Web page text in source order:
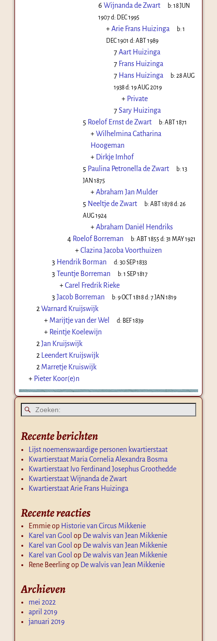
6 Wijnanda de Zwart b:18 JUN
1907d: DEC 1995
+Arie Frans Huizinga b:1
DEC 1901 d: ABT 1989
7Aart Huizinga
7 Frans Huizinga
7 Hans Huizinga b:28 AUG
1938d: 19 AUG 2019
+ Private
7Sary Huizinga
5 Roelof Ernst de Zwart b:ABT 1871
+Wilhelmina Catharina
Hoogeman
+ Dirkje Imhof
5 Paulina Petronella de Zwart b:13
JAN 1875
+Abraham Jan Mulder
5 Neeltje de Zwart b:ABT 1878d:26
AUG 1924
+Abraham Daniël Hendriks
4 Roelof Borreman b:ABT 1855 d:31 MAY 1921
+Clazina Jacoba Voorthuizen
3 Hendrik Borman d:30 SEP 1833
3 Teuntje Borreman b:1 SEP 1817
+Carel Fredrik Rieke
3 Jacob Borreman b:9 OCT 1818d:7 JAN 1819
2 Warnard Kruijswijk
+ Marijtje van der Wel d: BEF 1839
+ Reintje Koelewijn
2 Jan Kruijswijk
2 Leendert Kruijswijk
2 Marretje Kruiswijk
+ Pieter Koor(e)n
Recente berichten
Lijst noemenswaardige personen kwartierstaat
Kwartierstaat Maria Cornelia Alexandra Bosma
Kwartierstaat Ivo Ferdinand Josephus Groothedde
Kwartierstaat Wijnanda de Zwart
Kwartierstaat Arie Frans Huizinga
Recente reacties
Emmieop Historie van Circus Mikkenie
Karel van Gool op De walvis van Jean Mikkenie
Karel van Gool op De walvis van Jean Mikkenie
Karel van Gool op De walvis van Jean Mikkenie
Rene Beerlingop De walvis van Jean Mikkenie
Archieven
mei 2022
april 2019
januari 2019